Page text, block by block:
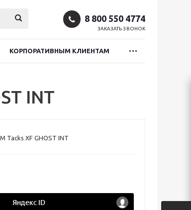
8 800 550 4774
ЗАКАЗАТЬ ЗВОНОК
КОРПОРАТИВНЫМ КЛИЕНТАМ
INT
Tacks XF GHOST INT